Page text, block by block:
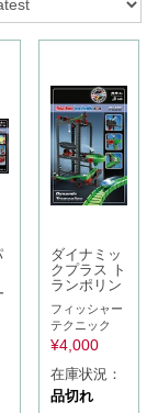
ダイナミッ
クプラス ト
ランポリン
フィッシャー
テクニック
¥4,000
在庫状況：
品切れ